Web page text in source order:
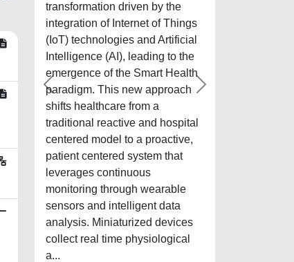
transformation driven by the
integration of Internet of Things
(IoT) technologies and Artificial
Intelligence (AI), leading to the
emergence of the Smart Health
paradigm. This new approach
shifts healthcare from a
traditional reactive and hospital
centered model to a proactive,
patient centered system that
leverages continuous
monitoring through wearable
sensors and intelligent data
analysis. Miniaturized devices
collect real time physiological
a...
precedente successivo